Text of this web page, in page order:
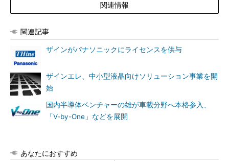
関連情報
関連記事
ザインがパナソニックにライセンスを供与
ザインエレ、中小型液晶向けソリューション事業を開
始
国内半導体ベンチャーの雄が車載分野へ本格参入、
「V-by-One」などを展開
あなたにおすすめ